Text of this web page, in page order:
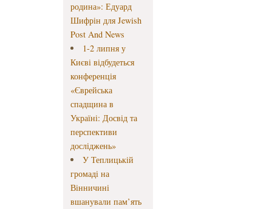
родина»: Едуард
Шифрін для Jewish
Post And News
1-2 липня у
Києві відбудеться
конференція
«Єврейська
спадщина в
Україні: Досвід та
перспективи
досліджень»
У Теплицькій
громаді на
Вінничині
вшанували пам’ять